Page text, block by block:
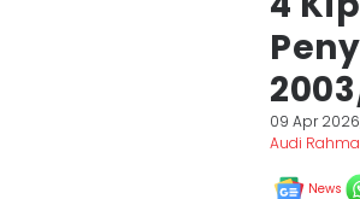
09 Apr
Audi
News